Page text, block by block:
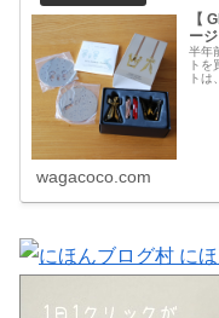
【
ー
半年
トを
トは
wagacoco.com